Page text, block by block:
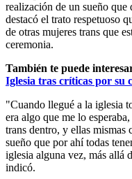
realización de un sueño que
destacó el trato respetuoso
de otras mujeres trans que
ceremonia.
También te puede
Iglesia tras críticas por su
"Cuando llegué a la iglesia
era algo que me lo
trans dentro, y ellas mismas
sueño que por ahí todas
iglesia alguna vez, más allá
indicó.